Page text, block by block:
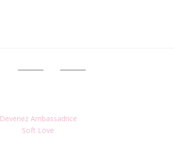
Devenez Ambassadrice
Soft Love